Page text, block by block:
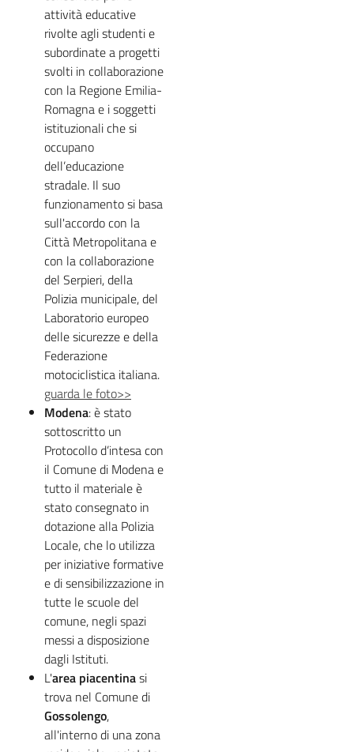
attività educative
rivolte agli studenti e
subordinate a progetti
svolti in collaborazione
con la Regione Emilia-
Romagna e i soggetti
istituzionali che si
occupano
dell’educazione
stradale. Il suo
funzionamento si basa
sull'accordo con la
Città Metropolitana e
con la collaborazione
del Serpieri, della
Polizia municipale, del
Laboratorio europeo
delle sicurezze e della
Federazione
motociclistica italiana.
guarda le foto>>
Modena: è stato
sottoscritto un
Protocollo d’intesa con
il Comune di Modena e
tutto il materiale è
stato consegnato in
dotazione alla Polizia
Locale, che lo utilizza
per iniziative formative
e di sensibilizzazione in
tutte le scuole del
comune, negli spazi
messi a disposizione
dagli Istituti.
L'area piacentinasi
trova nel Comune di
Gossolengo,
all'interno di una zona